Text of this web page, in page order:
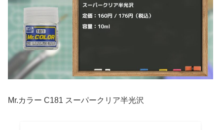
Mr.カラー C181 スーパークリア半光沢